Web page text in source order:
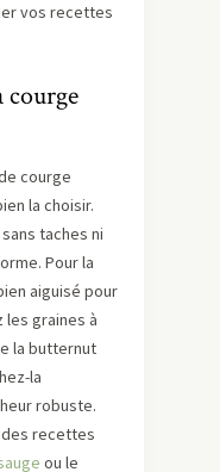
vos recettes
courge
courge
la choisir.
taches ni
Pour la
aiguisé pour
les graines à
la butternut
la
robuste.
recettes
ou le